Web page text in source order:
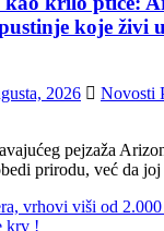
koje živi
2026 Novosti
pejzaža
prirodu, već da